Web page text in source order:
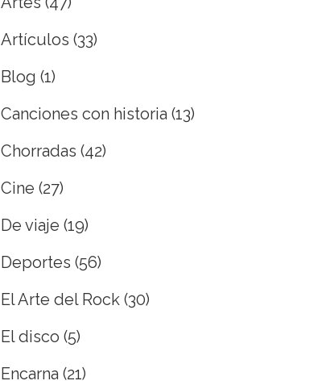
Artículos (33)
Blog (1)
Canciones con historia (13)
Chorradas (42)
Cine (27)
De viaje (19)
Deportes (56)
El Arte del Rock (30)
El disco (5)
Encarna (21)